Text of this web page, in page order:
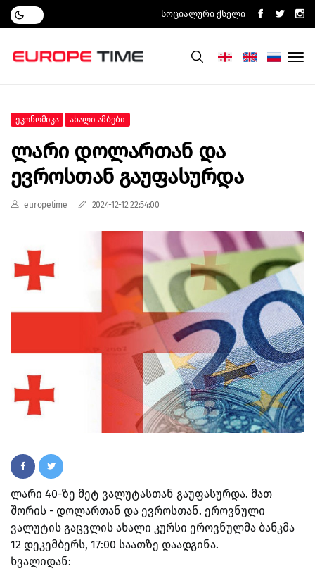
Სოციალური Ქსელი
Ეკონომიკა Ახალი Ამბები
Ლარი Დოლართან Და
Ევროსთან Გაუფასურდა
europetime 2024-12-12 22:54:00
ლარი 40-ზე მეტ ვალუტასთან გაუფასურდა. მათ
შორის - დოლართან და ევროსთან. ეროვნული
ვალუტის გაცვლის ახალი კურსი ეროვნულმა ბანკმა
12 დეკემბერს, 17:00 საათზე დაადგინა.
ხვალიდან: